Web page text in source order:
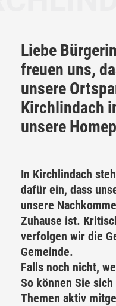
Liebe
freuen uns,
unsere
Kirchlindach
unsere
In Kirchlindach
dafür ein, dass
unsere
Zuhause ist.
verfolgen wir die
Gemeinde.
Falls noch nicht,
So können Sie
Themen aktiv